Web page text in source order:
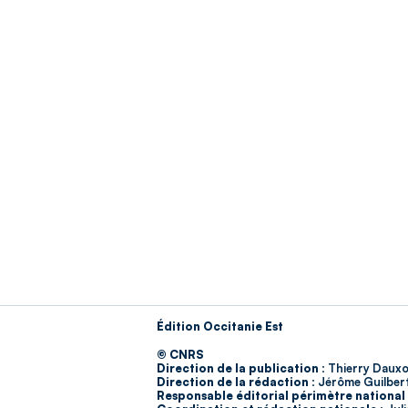
Édition Occitanie Est
© CNRS
Direction de la publication : Thierry
Direction de la rédaction : Jérôme
Responsable éditorial périmètre national